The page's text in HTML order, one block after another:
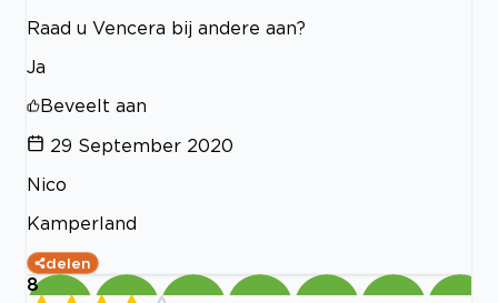
Raad u Vencera bij andere aan?
Ja
Beveelt aan
29 September 2020
Nico
Kamperland
delen
8